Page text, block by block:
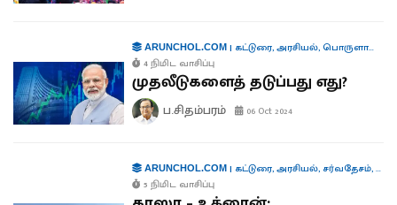
ARUNCHOL.COM| கட்டுரை,அரசியல்,பொருளாதாரம்
4 நிமிட வாசிப்பு
முதலீடுகளைத் தடுப்பது எது?
ப.சிதம்பரம் 06 Oct 2024
ARUNCHOL.COM| கட்டுரை,அரசியல், சர்வதேசம்,
5 நிமிட வாசிப்பு